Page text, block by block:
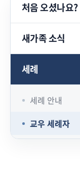
처음 오셨나요?
새가족 소식
세례
세례 안내
교우 세례자